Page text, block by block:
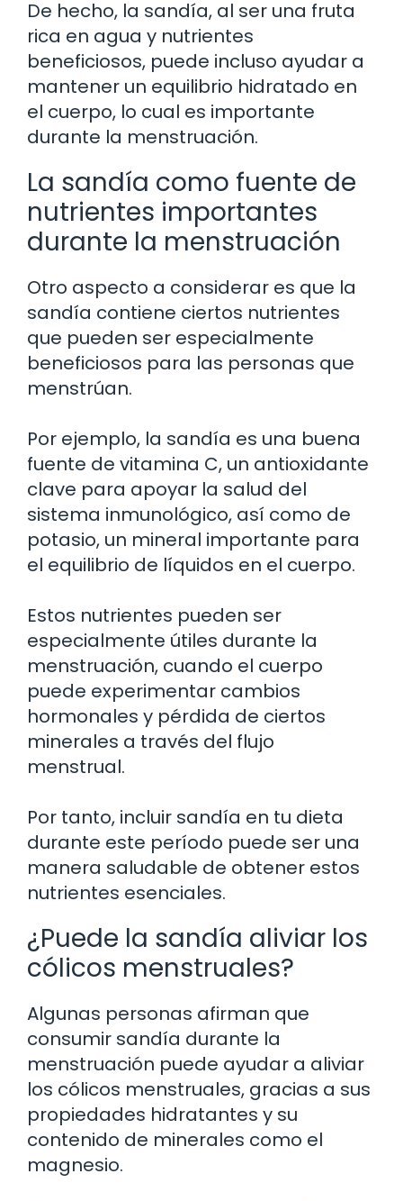
De hecho, la sandía, al ser una fruta
rica en agua y nutrientes
beneficiosos, puede incluso ayudar a
mantener un equilibrio hidratado en
el cuerpo, lo cual es importante
durante la menstruación.
La sandía como fuente de
nutrientes importantes
durante la menstruación
Otro aspecto a considerar es que la
sandía contiene ciertos nutrientes
que pueden ser especialmente
beneficiosos para las personas que
menstrúan.
Por ejemplo, la sandía es una buena
fuente de vitamina C, un antioxidante
clave para apoyar la salud del
sistema inmunológico, así como de
potasio, un mineral importante para
el equilibrio de líquidos en el cuerpo.
Estos nutrientes pueden ser
especialmente útiles durante la
menstruación, cuando el cuerpo
puede experimentar cambios
hormonales y pérdida de ciertos
minerales a través del flujo
menstrual.
Por tanto, incluir sandía en tu dieta
durante este período puede ser una
manera saludable de obtener estos
nutrientes esenciales.
¿Puede la sandía aliviar los
cólicos menstruales?
Algunas personas afirman que
consumir sandía durante la
menstruación puede ayudar a aliviar
los cólicos menstruales, gracias a sus
propiedades hidratantes y su
contenido de minerales como el
magnesio.